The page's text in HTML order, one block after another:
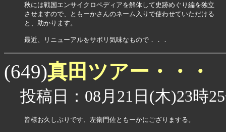
秋には戦国エンサイクロペディアを解体して史跡めぐり編を独立
させますので、ともーかさんのネーム入りで使わせていただける
と、助かります。
最近、リニューアルをサボリ気味なもので．．．
(649)真田ツアー・・・
投稿日：08月21日(木)23時
皆様お久しぶりです、左衛門佐ともーかにござりまする。